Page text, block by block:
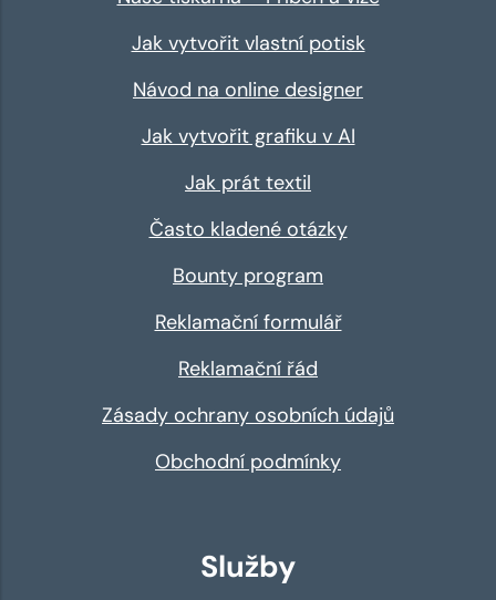
Jak vytvořit vlastní potisk
Návod na online designer
Jak vytvořit grafiku v AI
Jak prát textil
Často kladené otázky
Bounty program
Reklamační formulář
Reklamační řád
Zásady ochrany osobních údajů
Obchodní podmínky
Služby